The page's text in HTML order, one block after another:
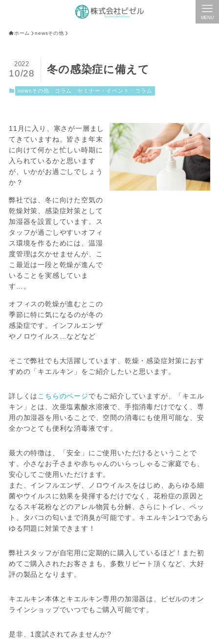
MENU
ホーム newsその他
冬の感染症に備えて
2022
10/28
newsその他 コラム セミナー・イベント・コラム
11月に入り、寒さが一層まし
てきていますね。皆さま年末
に向けて何かと忙しい時期に
入られているかと思います
が、いかがお過ごしでしょう
か？
弊社では、冬に向けた空気の
乾燥対策、感染症対策として
加湿器を設置しています。ス
タッフが過ごしやすいオフィ
ス環境を作るためには、温湿
度管理は欠かせませんが、こ
こ最近は一段と乾燥が進んで
いることを実感していま
す…。
オフィスの乾燥が進むとこの
季節に特に気になるのが冬の
感染症です。インフルエンザ
やノロウイルス…などなど
そこで弊社でも大活躍しています、乾燥・感染症対策におす
すめの「キエルキン」をご紹介したいと思います。
詳しくはこちらのページでもご紹介していますが、「キエル
キン」とは、次亜塩素酸水溶液で、手指消毒だけでなく、専
用の加湿器を用いることで、空間の消毒にも使用可能な、安
全かつとても便利な消毒液です。
最大の特徴は、「安全」にご使用いただけるということで
す。小さなお子さまや赤ちゃんのいらっしゃるご家庭でも、
安心してご使用いただけます。
また、インフルエンザ、ノロウイルスをはじめ、あらゆる細
菌やウイルスに効果を発揮するだけでなく、花粉症の原因と
なるスギ花粉などのアレル物質も分解、さらにトイレ、ペッ
ト、タバコの匂いまで消臭が可能です。キエルキン1つであら
ゆる問題に対策できます！
弊社スタッフが自宅用に定期的に購入しているほど！また初
めてご購入されたお客さまも、多数リピート頂くなど、大好
評の製品となります。
キエルキン本体とキエルキン専用の加湿器は、ビゼルのオン
ラインショップでいつでもご購入可能です。
是非、1度試されてみませんか?